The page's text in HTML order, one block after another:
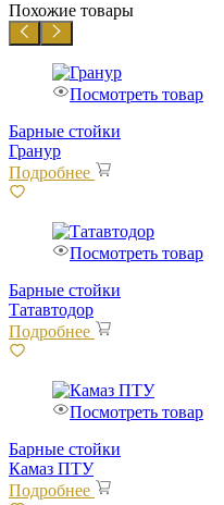
Похожие товары
Посмотреть товар
Барные стойки
Гранур
Подробнее
Посмотреть товар
Барные стойки
Татавтодор
Подробнее
Посмотреть товар
Барные стойки
Камаз ПТУ
Подробнее